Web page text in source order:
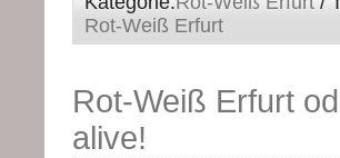
Rot-Weiß Erfurt
Rot-Weiß Erfurt
alive!